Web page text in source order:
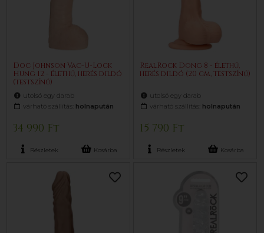
Doc Johnson Vac-U-Lock
Hung 12 - élethű, herés dildó
(testszínű)
utolsó egy darab
várható szállítás: holnapután
34 990 Ft
Részletek Kosárba
RealRock Dong 8 - élethű,
herés dildó (20 cm, testszínű)
utolsó egy darab
várható szállítás: holnapután
15 790 Ft
Részletek Kosárba